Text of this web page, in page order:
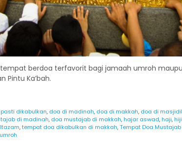
berdoa terfavorit bagi jamaah umroh
Pintu Ka’bah.
dikabulkan, doa di madinah, doa di makkah, doa di
di madinah, doa mustajab di makkah,hajar aswad,haji,
,tempat doa dikabulkan di makkah,Tempat Doa Mustajab
umroh